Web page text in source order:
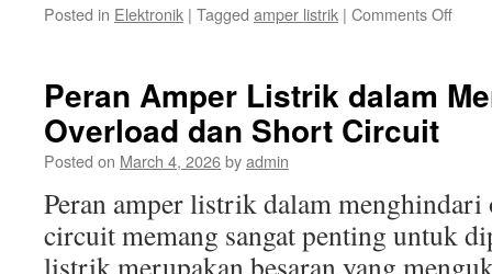
Posted in Elektronik | Tagged amper listrik | Comments Offon
Dasar
Listrik
Peran Amper Listrik dalam
Overload dan Short Circuit
Posted on March 4, 2026byadmin
Peran amper listrik dalam menghindari
circuit memang sangat penting untuk
listrik merupakan besaran yang